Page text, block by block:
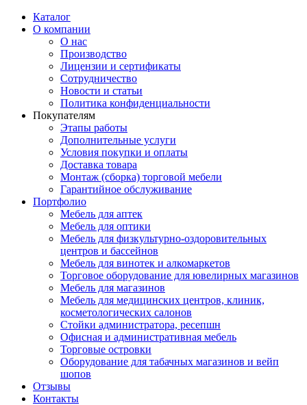
Каталог
О компании
О нас
Производство
Лицензии и сертификаты
Сотрудничество
Новости и статьи
Политика конфиденциальности
Покупателям
Этапы работы
Дополнительные услуги
Условия покупки и оплаты
Доставка товара
Монтаж (сборка) торговой мебели
Гарантийное обслуживание
Портфолио
Мебель для аптек
Мебель для оптики
Мебель для физкультурно-оздоровительных
центров и бассейнов
Мебель для винотек и алкомаркетов
Торговое оборудование для ювелирных магазинов
Мебель для магазинов
Мебель для медицинских центров, клиник,
косметологических салонов
Стойки администратора, ресепшн
Офисная и административная мебель
Торговые островки
Оборудование для табачных магазинов и вейп
шопов
Отзывы
Контакты